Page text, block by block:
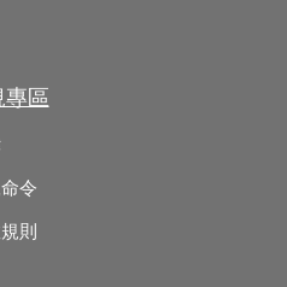
專區
令
則